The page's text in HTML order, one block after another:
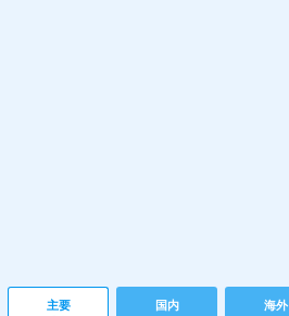
主要 国内 海外